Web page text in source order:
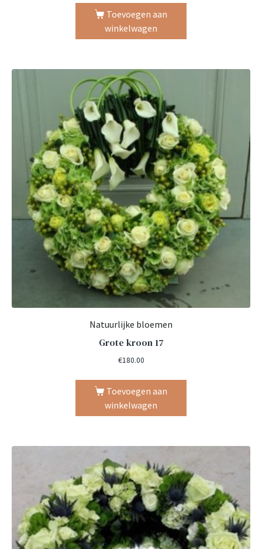
Toevoegen aan
winkelwagen
Natuurlijke bloemen
Grote kroon 17
€180.00
Toevoegen aan
winkelwagen